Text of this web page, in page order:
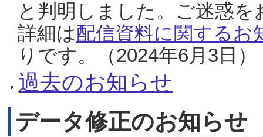
と判明しました。ご迷惑
詳細は配信資料に関するお
りです。（2024年6月3日）
過去のお知らせ
データ修正のお知らせ